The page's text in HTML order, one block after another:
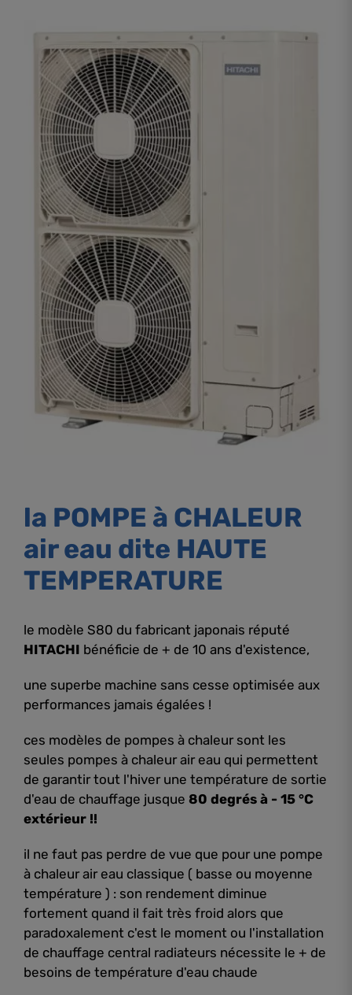
la POMPE à CHALEUR
air eau dite HAUTE
TEMPERATURE
le modèle S80 du fabricant japonais réputé
HITACHI bénéficie de + de 10 ans d'existence,
une superbe machine sans cesse optimisée aux
performances jamais égalées !
ces modèles de pompes à chaleur sont les
seules pompes à chaleur air eau qui permettent
de garantir tout l'hiver une température de sortie
d'eau de chauffage jusque 80 degrés à - 15 °C
extérieur !!
il ne faut pas perdre de vue que pour une pompe
à chaleur air eau classique ( basse ou moyenne
température ) : son rendement diminue
fortement quand il fait très froid alors que
paradoxalement c'est le moment ou l'installation
de chauffage central radiateurs nécessite le + de
besoins de température d'eau chaude